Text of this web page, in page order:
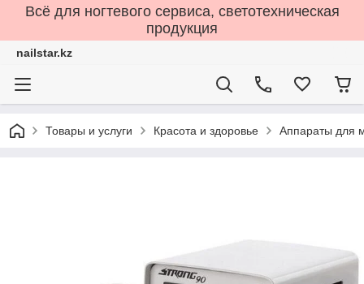
Всё для ногтевого сервиса, светотехническая
продукция
nailstar.kz
Товары и услуги Красота и здоровье Аппараты для